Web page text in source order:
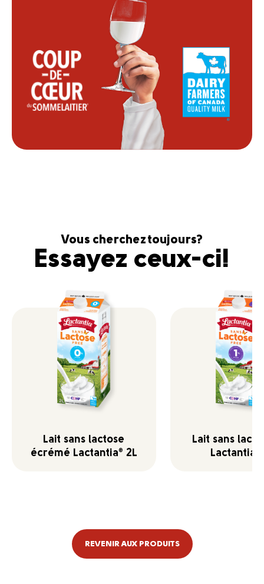
Vous cherchez toujours?
Essayez ceux-ci!
Lait sans lactose
écrémé Lactantia® 2L
Lait sans
Lactantia
REVENIR AUX PRODUITS